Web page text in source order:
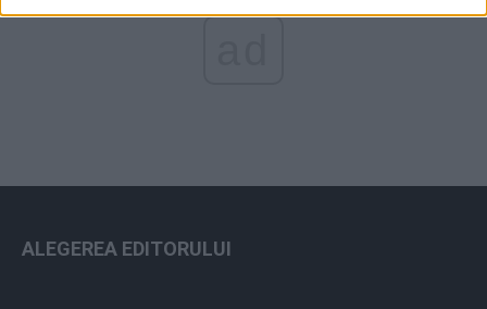
ALEGEREA EDITORULUI